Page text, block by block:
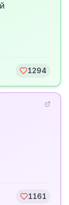
1294
1161